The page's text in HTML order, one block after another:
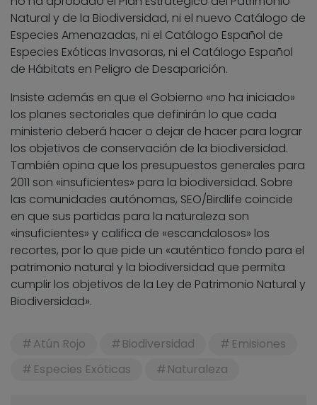
Natural y de la Biodiversidad, ni el nuevo Catálogo de
Especies Amenazadas, ni el Catálogo Español de
Especies Exóticas Invasoras, ni el Catálogo Español
de Hábitats en Peligro de Desaparición.
Insiste además en que el Gobierno «no ha iniciado»
los planes sectoriales que definirán lo que cada
ministerio deberá hacer o dejar de hacer para lograr
los objetivos de conservación de la biodiversidad.
También opina que los presupuestos generales para
2011 son «insuficientes» para la biodiversidad. Sobre
las comunidades autónomas, SEO/Birdlife coincide
en que sus partidas para la naturaleza son
«insuficientes» y califica de «escandalosos» los
recortes, por lo que pide un «auténtico fondo para el
patrimonio natural y la biodiversidad que permita
cumplir los objetivos de la Ley de Patrimonio Natural y
Biodiversidad».
Atún Rojo Biodiversidad
Emisiones
Especies Exóticas
Naturaleza